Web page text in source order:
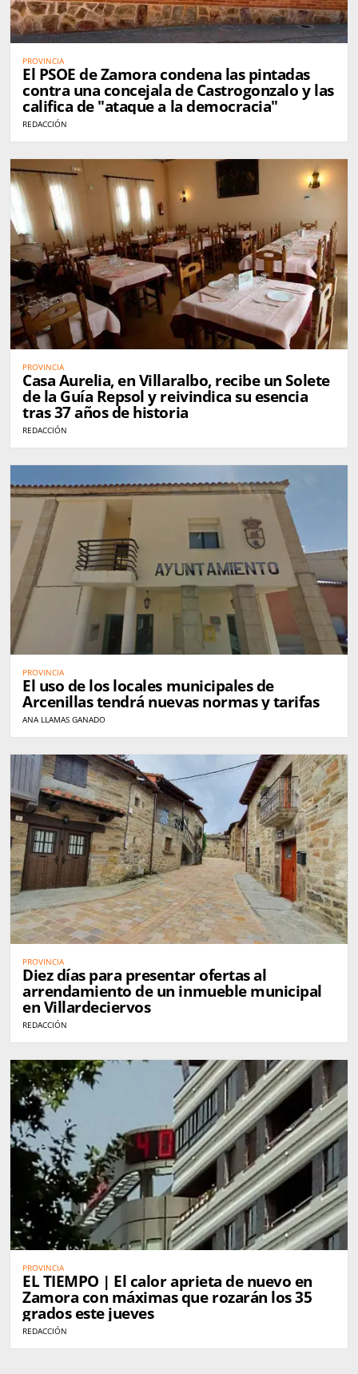
PROVINCIA
El PSOE de Zamora condena las pintadas
contra una concejala de Castrogonzalo y las
califica de "ataque a la democracia"
REDACCIÓN
PROVINCIA
Casa Aurelia, en Villaralbo, recibe un Solete
de la Guía Repsol y reivindica su esencia
tras 37 años de historia
REDACCIÓN
PROVINCIA
El uso de los locales municipales de
Arcenillas tendrá nuevas normas y tarifas
ANA LLAMAS GANADO
PROVINCIA
Diez días para presentar ofertas al
arrendamiento de un inmueble municipal
en Villardeciervos
REDACCIÓN
PROVINCIA
EL TIEMPO | El calor aprieta de nuevo en
Zamora con máximas que rozarán los 35
grados este jueves
REDACCIÓN